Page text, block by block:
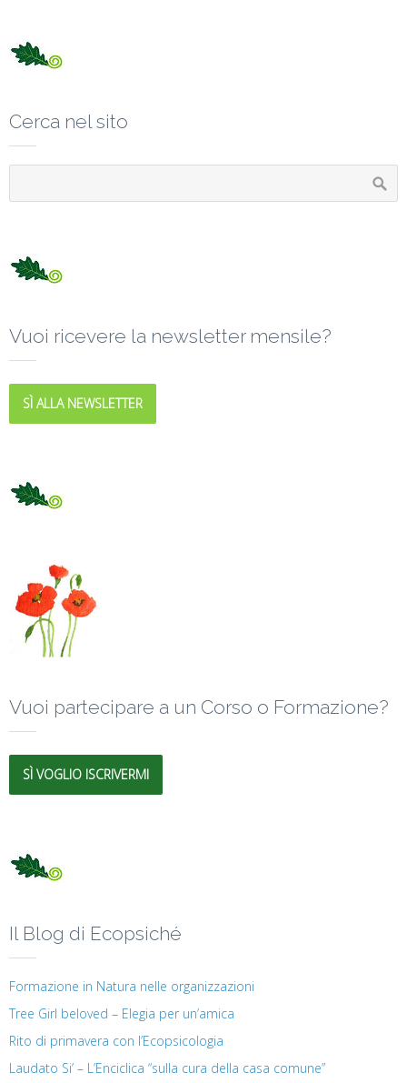
Cerca nel sito
Vuoi ricevere la newsletter mensile?
SÌ ALLA NEWSLETTER
Vuoi partecipare a un Corso o Formazione?
SÌ VOGLIO ISCRIVERMI
Il Blog di Ecopsiché
Formazione in Natura nelle organizzazioni
Tree Girl beloved – Elegia per un’amica
Rito di primavera con l’Ecopsicologia
Laudato Si’ – L’Enciclica “sulla cura della casa comune”